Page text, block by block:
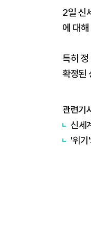
2일 신
에 대해
특히
확정된
관련기
신세
'위기